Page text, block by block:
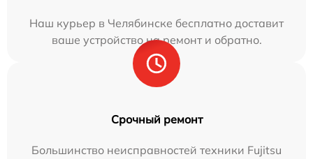
Наш курьер в Челябинске бесплатно доставит
ваше устройство на ремонт и обратно.
Срочный ремонт
Большинство неисправностей техники Fujitsu